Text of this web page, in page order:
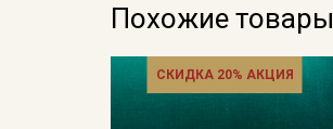
Похожие товары
СКИДКА 20% АКЦИЯ